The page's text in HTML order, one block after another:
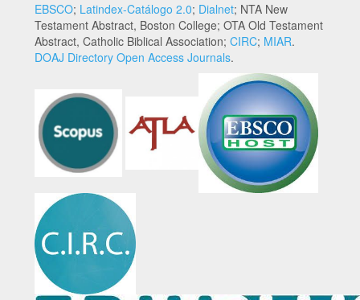
EBSCO; Latindex-Catálogo 2.0; Dialnet; NTA New
Testament Abstract, Boston College; OTA Old Testament
Abstract, Catholic Biblical Association; CIRC; MIAR.
DOAJ Directory Open Access Journals.